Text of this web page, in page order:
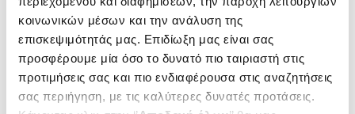
κοινωνικών μέσων και την ανάλυση της
επισκεψιμότητάς μας. Επιδίωξη μας είναι σας
προσφέρουμε μία όσο το δυνατό πιο ταιριαστή στις
προτιμήσεις σας και πιο ενδιαφέρουσα στις αναζητήσεις
σας περιήγηση, με τις καλύτερες δυνατές προτάσεις.